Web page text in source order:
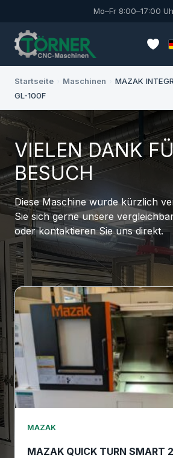
Mo–Fr 8:00–17:00
Startseite Maschinen
MAZAK
GL-100F
VIELEN DANK
BESUCH
Diese Maschine wurde kürzlich
Sie sich gerne unsere
oder kontaktieren Sie uns direkt.
MAZAK
MAZAK QUICK TURN SMART